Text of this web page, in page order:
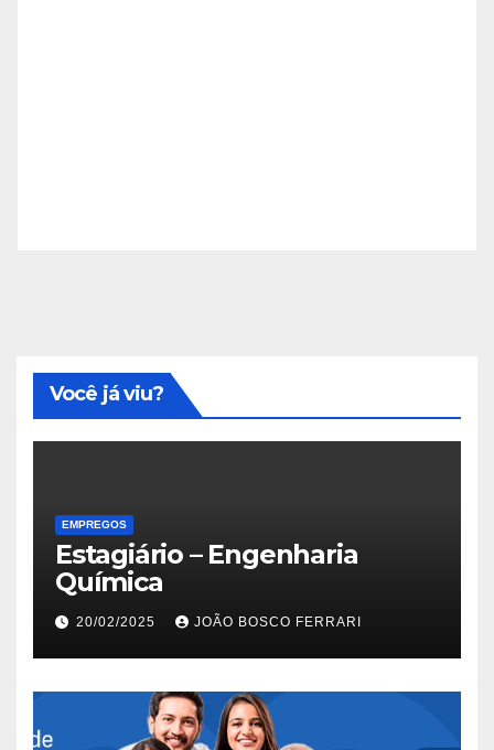
Você já viu?
EMPREGOS
Estagiário – Engenharia
Química
20/02/2025 JOÃO BOSCO FERRARI